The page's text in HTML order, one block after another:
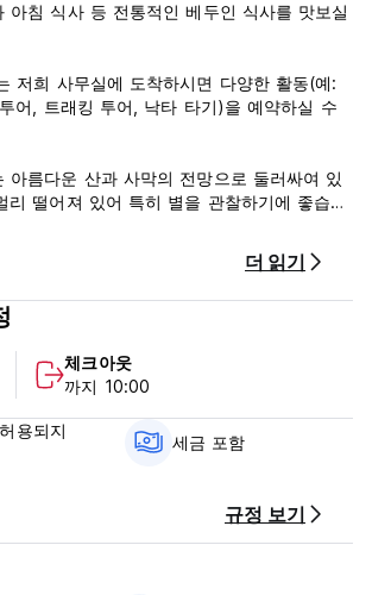
아침 식사 등 전통적인 베두인 식사를 맛보실
저희 사무실에 도착하시면 다양한 활동(예:
어, 트래킹 투어, 낙타 타기)을 예약하실 수
아름다운 산과 사막의 전망으로 둘러싸여 있
리 떨어져 있어 특히 별을 관찰하기에 좋습니
약관:
전. 늦게 취소하거나 노쇼(No Show)하는 경
입니다.
웃하세요.
결제하실 수 있습니다.
더 읽기
체크아웃
까지 10:00
용되지
세금 포함
규정 보기